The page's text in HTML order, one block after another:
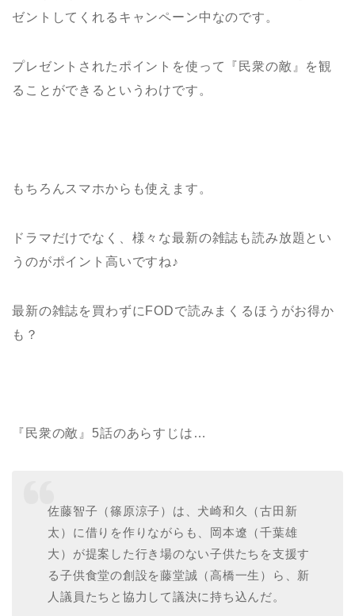
ゼントしてくれるキャンペーン中なのです。
プレゼントされたポイントを使って『民衆の敵』を観
ることができるというわけです。
もちろんスマホからも使えます。
ドラマだけでなく、様々な最新の雑誌も読み放題とい
うのがポイント高いですね♪
最新の雑誌を買わずにFODで読みまくるほうがお得か
も？
『民衆の敵』5話のあらすじは…
佐藤智子（篠原涼子）は、犬崎和久（古田新
太）に借りを作りながらも、岡本遼（千葉雄
大）が提案した行き場のない子供たちを支援す
る子供食堂の創設を藤堂誠（高橋一生）ら、新
人議員たちと協力して議決に持ち込んだ。